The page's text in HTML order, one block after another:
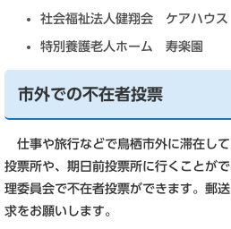
社会福祉法人健翔会 ケアハウ
特別養護老人ホーム 寿楽園
市外での不在者投票
仕事や旅行などで鳥栖市外に滞在し
投票所や、期日前投票所に行くことが
理委員会で不在者投票ができます。郵
求をお願いします。